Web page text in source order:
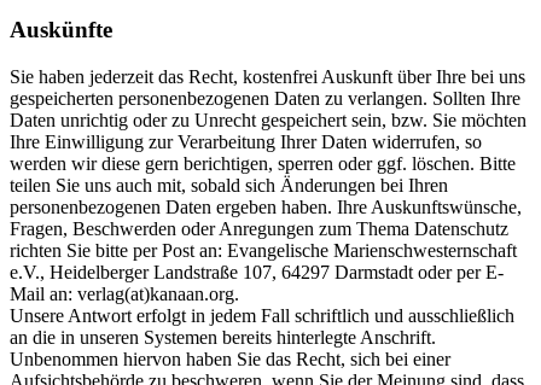
Auskünfte
Sie haben jederzeit das Recht, kostenfrei Auskunft über Ihre bei uns
gespeicherten personenbezogenen Daten zu verlangen. Sollten Ihre
Daten unrichtig oder zu Unrecht gespeichert sein, bzw. Sie möchten
Ihre Einwilligung zur Verarbeitung Ihrer Daten widerrufen, so
werden wir diese gern berichtigen, sperren oder ggf. löschen. Bitte
teilen Sie uns auch mit, sobald sich Änderungen bei Ihren
personenbezogenen Daten ergeben haben. Ihre Auskunftswünsche,
Fragen, Beschwerden oder Anregungen zum Thema Datenschutz
richten Sie bitte per Post an: Evangelische Marienschwesternschaft
e.V., Heidelberger Landstraße 107, 64297 Darmstadt oder per E-
Mail an: verlag(at)kanaan.org.
Unsere Antwort erfolgt in jedem Fall schriftlich und ausschließlich
an die in unseren Systemen bereits hinterlegte Anschrift.
Unbenommen hiervon haben Sie das Recht, sich bei einer
Aufsichtsbehörde zu beschweren, wenn Sie der Meinung sind, dass